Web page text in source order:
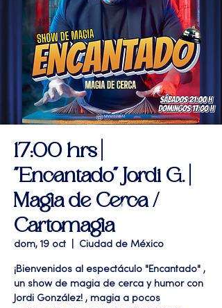
17:00 hrs |
"Encantado" Jordi G. |
Magia de Cerca /
Cartomagia
dom, 19 oct Ciudad de México
¡Bienvenidos al espectáculo "Encantado" ,
un show de magia de cerca y humor con
Jordi González! , magia a pocos